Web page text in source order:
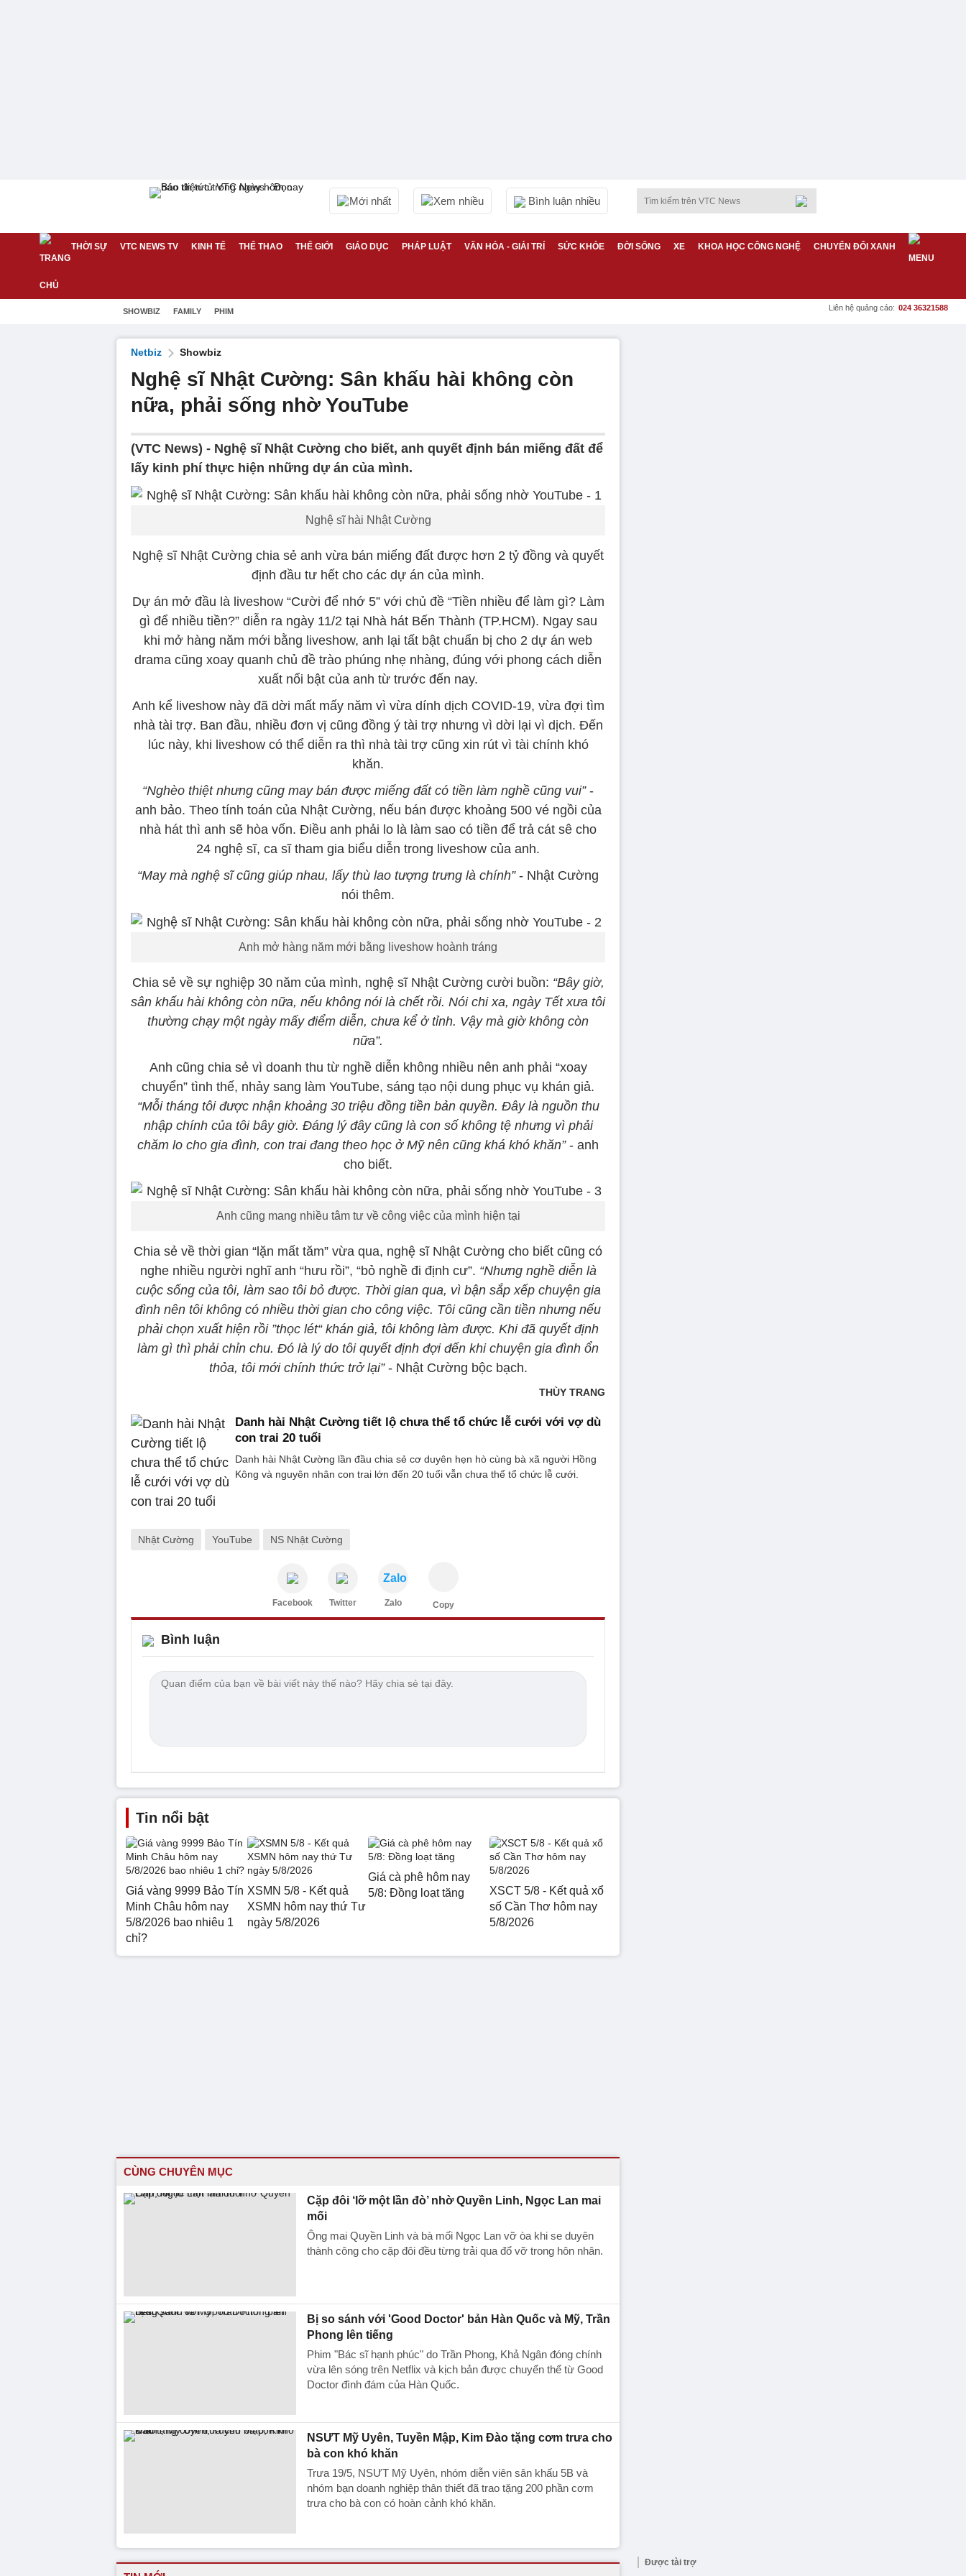
Mới nhất Xem nhiều Bình luận nhiều
THỜI SỰ VTC NEWS TV KINH TẾ THỂ THAO THẾ GIỚI GIÁO DỤC PHÁP LUẬT VĂN HÓA - GIẢI TRÍ SỨC KHỎE ĐỜI SỐNG XE KHOA HỌC CÔNG NGHỆ CHUYỂN ĐỔI XANH
SHOWBIZ FAMILY PHIM Liên hệ quảng cáo: 024 36321588
Netbiz Showbiz
Nghệ sĩ Nhật Cường: Sân khấu hài không còn
nữa, phải sống nhờ YouTube
(VTC News) - Nghệ sĩ Nhật Cường cho biết, anh quyết định bán miếng đất để
lấy kinh phí thực hiện những dự án của mình.
Nghệ sĩ hài Nhật Cường
Nghệ sĩ Nhật Cường chia sẻ anh vừa bán miếng đất được hơn 2 tỷ đồng và quyết
định đầu tư hết cho các dự án của mình.
Dự án mở đầu là liveshow “Cười để nhớ 5” với chủ đề “Tiền nhiều để làm gì? Làm
gì để nhiều tiền?” diễn ra ngày 11/2 tại Nhà hát Bến Thành (TP.HCM). Ngay sau
khi mở hàng năm mới bằng liveshow, anh lại tất bật chuẩn bị cho 2 dự án web
drama cũng xoay quanh chủ đề trào phúng nhẹ nhàng, đúng với phong cách diễn
xuất nổi bật của anh từ trước đến nay.
Anh kể liveshow này đã dời mất mấy năm vì vừa dính dịch COVID-19, vừa đợi tìm
nhà tài trợ. Ban đầu, nhiều đơn vị cũng đồng ý tài trợ nhưng vì dời lại vì dịch. Đến
lúc này, khi liveshow có thể diễn ra thì nhà tài trợ cũng xin rút vì tài chính khó
khăn.
“Nghèo thiệt nhưng cũng may bán được miếng đất có tiền làm nghề cũng vui”-
anh bảo. Theo tính toán của Nhật Cường, nếu bán được khoảng 500 vé ngồi của
nhà hát thì anh sẽ hòa vốn. Điều anh phải lo là làm sao có tiền để trả cát sê cho
24 nghệ sĩ, ca sĩ tham gia biểu diễn trong liveshow của anh.
“May mà nghệ sĩ cũng giúp nhau, lấy thù lao tượng trưng là chính”- Nhật Cường
nói thêm.
Anh mở hàng năm mới bằng liveshow hoành tráng
Chia sẻ về sự nghiệp 30 năm của mình, nghệ sĩ Nhật Cường cười buồn: “Bây giờ,
sân khấu hài không còn nữa, nếu không nói là chết rồi. Nói chi xa, ngày Tết xưa tôi
thường chạy một ngày mấy điểm diễn, chưa kể ở tỉnh. Vậy mà giờ không còn
nữa”.
Anh cũng chia sẻ vì doanh thu từ nghề diễn không nhiều nên anh phải “xoay
chuyển” tình thế, nhảy sang làm YouTube, sáng tạo nội dung phục vụ khán giả.
“Mỗi tháng tôi được nhận khoảng 30 triệu đồng tiền bản quyền. Đây là nguồn thu
nhập chính của tôi bây giờ. Đáng lý đây cũng là con số không tệ nhưng vì phải
chăm lo cho gia đình, con trai đang theo học ở Mỹ nên cũng khá khó khăn”- anh
cho biết.
Anh cũng mang nhiều tâm tư về công việc của mình hiện tại
Chia sẻ về thời gian “lặn mất tăm” vừa qua, nghệ sĩ Nhật Cường cho biết cũng có
nghe nhiều người nghĩ anh “hưu rồi”, “bỏ nghề đi định cư”. “Nhưng nghề diễn là
cuộc sống của tôi, làm sao tôi bỏ được. Thời gian qua, vì bận sắp xếp chuyện gia
đình nên tôi không có nhiều thời gian cho công việc. Tôi cũng cần tiền nhưng nếu
phải chọn xuất hiện rồi ”thọc lét“ khán giả, tôi không làm được. Khi đã quyết định
làm gì thì phải chỉn chu. Đó là lý do tôi quyết định đợi đến khi chuyện gia đình ổn
thỏa, tôi mới chính thức trở lại”- Nhật Cường bộc bạch.
THÙY TRANG
Danh hài Nhật Cường tiết lộ chưa thể tổ chức lễ cưới với vợ dù
con trai 20 tuổi
Danh hài Nhật Cường lần đầu chia sẻ cơ duyên hẹn hò cùng bà xã người Hồng
Kông và nguyên nhân con trai lớn đến 20 tuổi vẫn chưa thể tổ chức lễ cưới.
Nhật Cường YouTube NS Nhật Cường
Facebook Twitter
Zalo
Zalo Copy
Bình luận
Tin nổi bật
Giá vàng 9999 Bảo Tín
Minh Châu hôm nay
5/8/2026 bao nhiêu 1
chỉ?
XSMN 5/8 - Kết quả
XSMN hôm nay thứ Tư
ngày 5/8/2026
Giá cà phê hôm nay
5/8: Đồng loạt tăng
XSCT 5/8 - Kết quả xổ
số Cần Thơ hôm nay
5/8/2026
CÙNG CHUYÊN MỤC
Cặp đôi ‘lỡ một lần đò’ nhờ Quyền Linh, Ngọc Lan mai
mối
Ông mai Quyền Linh và bà mối Ngọc Lan vỡ òa khi se duyên
thành công cho cặp đôi đều từng trải qua đổ vỡ trong hôn nhân.
Bị so sánh với 'Good Doctor' bản Hàn Quốc và Mỹ, Trần
Phong lên tiếng
Phim "Bác sĩ hạnh phúc" do Trần Phong, Khả Ngân đóng chính
vừa lên sóng trên Netflix và kịch bản được chuyển thể từ Good
Doctor đình đám của Hàn Quốc.
NSƯT Mỹ Uyên, Tuyền Mập, Kim Đào tặng cơm trưa cho
bà con khó khăn
Trưa 19/5, NSƯT Mỹ Uyên, nhóm diễn viên sân khấu 5B và
nhóm bạn doanh nghiệp thân thiết đã trao tặng 200 phần cơm
trưa cho bà con có hoàn cảnh khó khăn.
Được tài trợ